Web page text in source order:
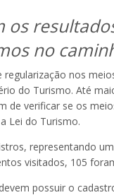
os
no
nos
do Turismo. Até
de verificar se os
Lei do Turismo.
representando
visitados, 105
possuir o